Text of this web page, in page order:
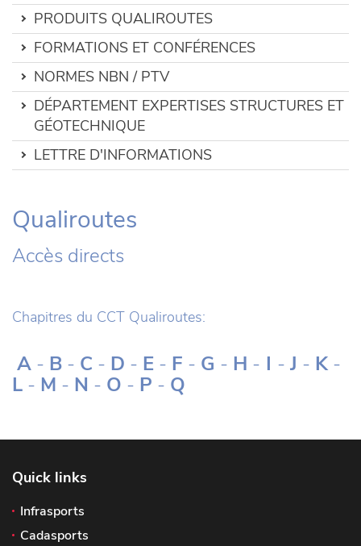
PRODUITS QUALIROUTES
FORMATIONS ET CONFÉRENCES
NORMES NBN / PTV
DÉPARTEMENT EXPERTISES STRUCTURES ET
GÉOTECHNIQUE
LETTRE D'INFORMATIONS
Qualiroutes
Accès directs
Chapitres du CCT Qualiroutes:
A - B - C - D - E - F - G - H - I - J - K -
L - M - N - O - P - Q
Quick links
Infrasports
Cadasports